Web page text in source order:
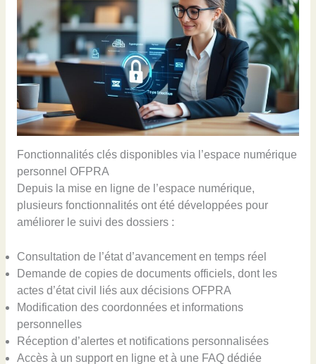
Fonctionnalités clés disponibles via l’espace numérique
personnel OFPRA
Depuis la mise en ligne de l’espace numérique,
plusieurs fonctionnalités ont été développées pour
améliorer le suivi des dossiers :
Consultation de l’état d’avancement en temps réel
Demande de copies de documents officiels, dont les
actes d’état civil liés aux décisions OFPRA
Modification des coordonnées et informations
personnelles
Réception d’alertes et notifications personnalisées
Accès à un support en ligne et à une FAQ dédiée